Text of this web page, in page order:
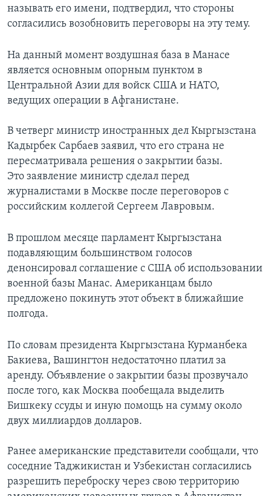
СОЦИАЛЬНЫЕ СЕТИ
называть его имени, подтвердил, что стороны
согласились возобновить переговоры на эту тему.
На данный момент воздушная база в Манасе
является основным опорным пунктом в
Центральной Азии для войск США и НАТО,
ведущих операции в Афганистане.
В четверг министр иностранных дел Кыргызстана
Кадырбек Сарбаев заявил, что его страна не
пересматривала решения о закрытии базы.
Это заявление министр сделал перед
журналистами в Москве после переговоров с
российским коллегой Сергеем Лавровым.
В прошлом месяце парламент Кыргызстана
подавляющим большинством голосов
денонсировал соглашение с США об использовании
военной базы Манас. Американцам было
предложено покинуть этот объект в ближайшие
полгода.
По словам президента Кыргызстана Курманбека
Бакиева, Вашингтон недостаточно платил за
аренду. Объявление о закрытии базы прозвучало
после того, как Москва пообещала выделить
Бишкеку ссуды и иную помощь на сумму около
двух миллиардов долларов.
Ранее американские представители сообщали, что
соседние Таджикистан и Узбекистан согласились
разрешить переброску через свою территорию